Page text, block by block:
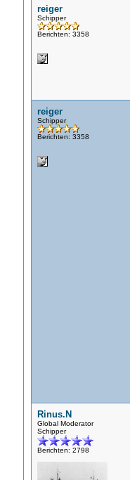
reiger
Schipper
Berichten: 3358
reiger
Schipper
Berichten: 3358
Rinus.N
Global Moderator
Schipper
Berichten: 2798